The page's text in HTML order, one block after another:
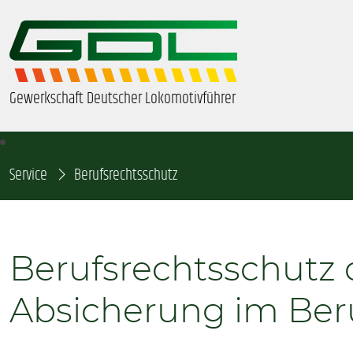
Gewerkschaft Deutscher Lokomotivführer
ÜBER UNS
GDL-JUGEND
BEAMTE
Service Berufsrechtsschutz
Berufsrechtsschutz
Absicherung im